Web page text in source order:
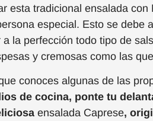
esta tradicional ensalada con
especial. Esto se debe
a la perfección todo tipo de
y cremosas como las
conoces algunas de las
de cocina, ponte tu
ensalada Caprese,